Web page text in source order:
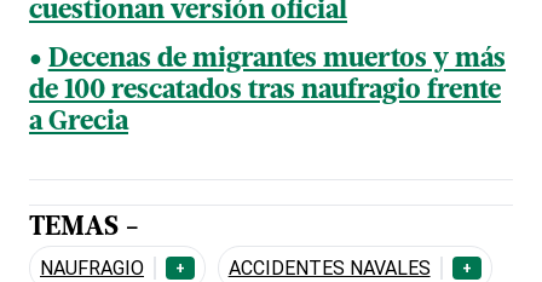
cuestionan versión oficial
Decenas de migrantes muertos y más
de 100 rescatados tras naufragio frente
a Grecia
TEMAS -
NAUFRAGIO + ACCIDENTES NAVALES +